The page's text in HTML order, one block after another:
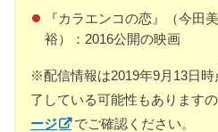
『カラエンコの恋』（今田
裕）：2016公開の映画
※配信情報は2019年9月13日
了している可能性もありますの
ージ
でご確認ください。